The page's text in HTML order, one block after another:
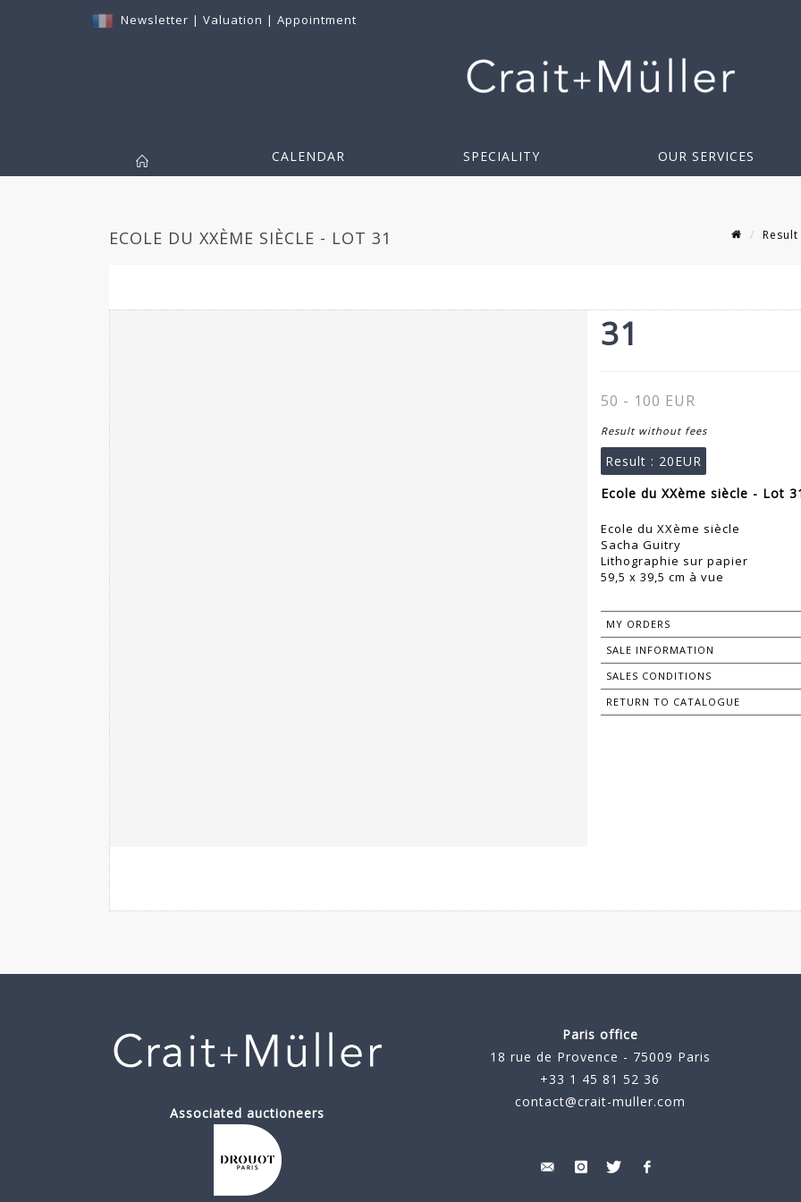
Newsletter | Valuation | Appointment
CALENDAR SPECIALITY OUR SERVICES
ECOLE DU XXÈME SIÈCLE - LOT 31 Result
31
50 - 100 EUR
Result without fees
Result : 20EUR
Ecole du XXème siècle - Lot
Ecole du XXème siècle
Sacha Guitry
Lithographie sur papier
59,5 x 39,5 cm à vue
MY ORDERS
SALE INFORMATION
SALES CONDITIONS
RETURN TO CATALOGUE
Associated auctioneers
Paris office
18 rue de Provence - 75009 Paris
+33 1 45 81 52 36
contact@crait-muller.com